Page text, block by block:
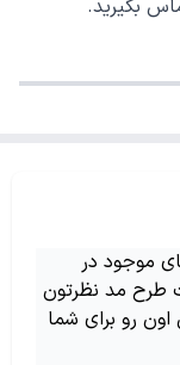
موجود در
طرح مد نظرتون
رو برای شما